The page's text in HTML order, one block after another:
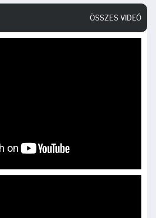
ÖSSZES VIDEÓ